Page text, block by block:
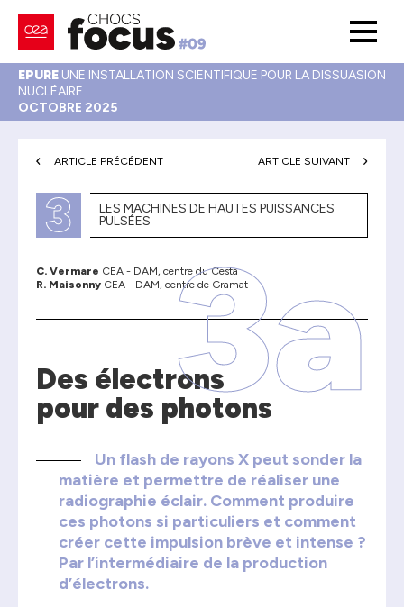
EPURE UNE INSTALLATION SCIENTIFIQUE POUR LA DISSUASION
NUCLÉAIRE
OCTOBRE 2025
ARTICLE PRÉCÉDENT ARTICLE SUIVANT
3
LES MACHINES DE HAUTES PUISSANCES
PULSÉES
3a
Des électrons
pour des photons
Un flash de rayons X peut sonder la
matière et permettre de réaliser une
radiographie éclair. Comment produire
ces photons si particuliers et comment
créer cette impulsion brève et intense ?
Par l’intermédiaire de la production
d’électrons.
C. Vermare CEA - DAM, centre du Cesta
R. Maisonny CEA - DAM, centre de Gramat